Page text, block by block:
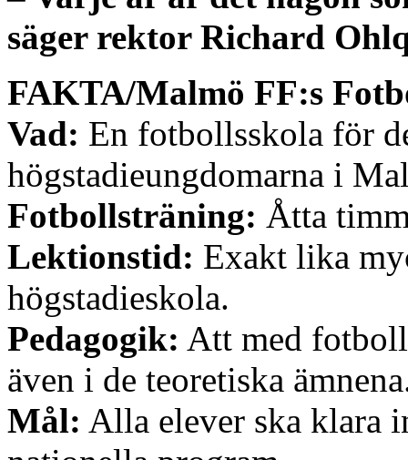
säger rektor Richard
FAKTA/Malmö FF:s
Vad: En fotbollsskola för
högstadieungdomarna i
Fotbollsträning: Åtta
Lektionstid: Exakt lika
högstadieskola.
Pedagogik: Att med
även i de teoretiska
Mål: Alla elever ska klara